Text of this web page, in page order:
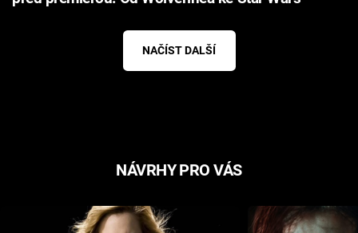
NAČÍST DALŠÍ
NÁVRHY PRO VÁS